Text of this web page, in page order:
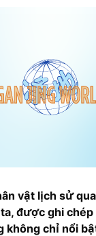
vật lịch sử
được ghi
không chỉ nổi